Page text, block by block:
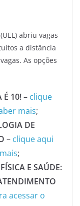
abriu vagas
a distância
As opções
É 10!– clique
mais;
DE
– clique aqui
;
E SAÚDE:
acessar o